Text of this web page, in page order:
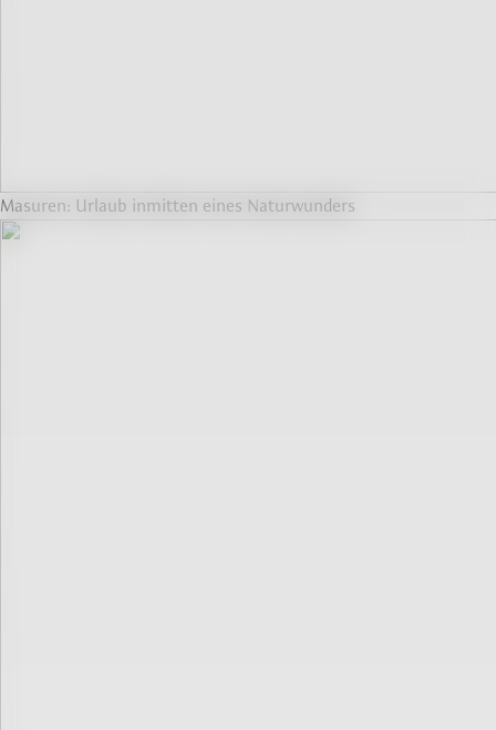
Masuren: Urlaub inmitten eines Naturwunders